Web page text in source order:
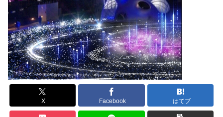
X Facebook はてブ